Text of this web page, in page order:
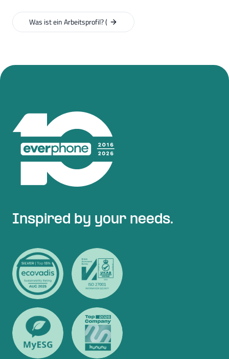
Was ist ein Arbeitsprofil? (
Inspired by your needs.